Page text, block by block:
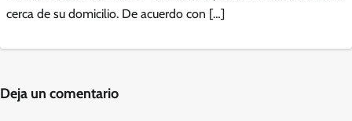
cerca de su domicilio. De acuerdo con […]
Deja un comentario